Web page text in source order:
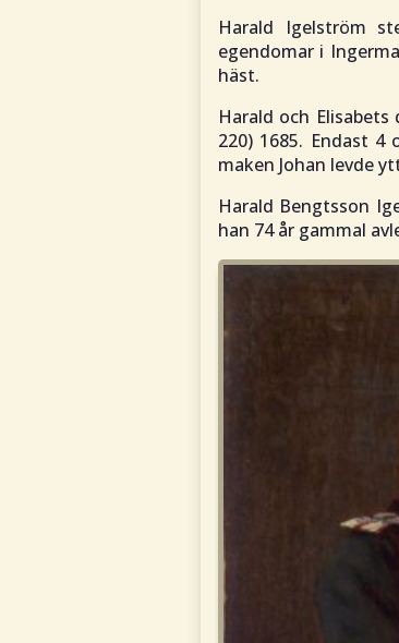
Harald Igelström
egendomar i
häst.
Harald och
220) 1685. Endast
maken Johan levde
Harald Bengtsson
han 74 år gammal